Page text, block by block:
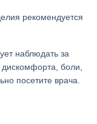
рекомендуется
наблюдать за
боли,
посетите врача.